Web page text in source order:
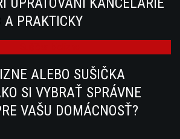
A PRAKTICKY
ALEBO SUŠIČKA
SI VYBRAŤ SPRÁVNE
VAŠU DOMÁCNOSŤ?